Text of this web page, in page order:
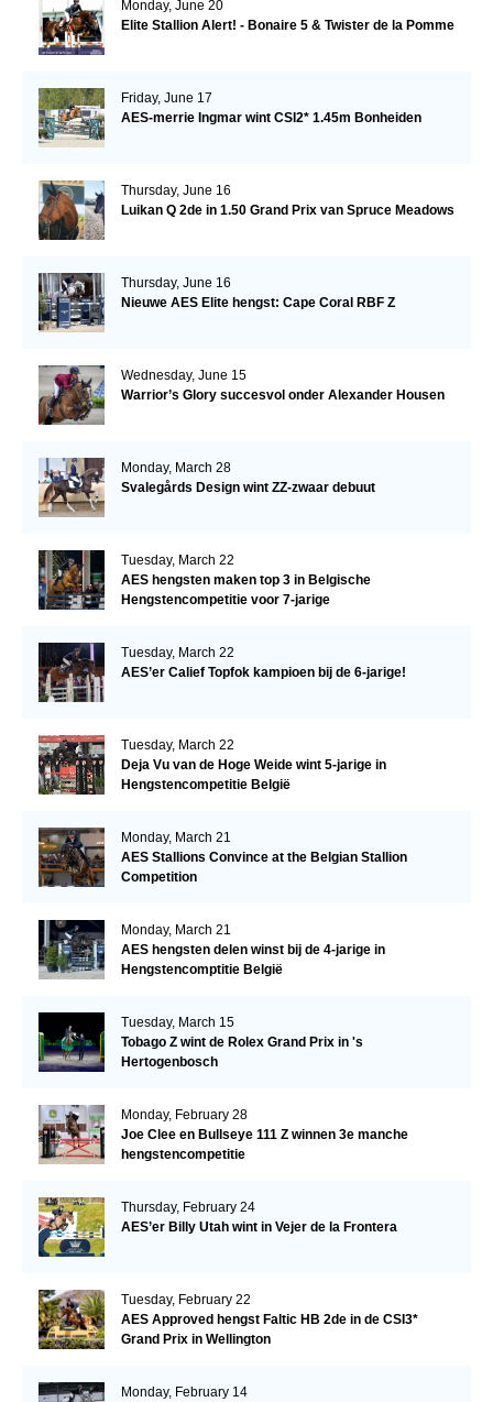
Monday, June 20
Elite Stallion Alert! - Bonaire 5 & Twister de la Pomme
Friday, June 17
AES-merrie Ingmar wint CSI2* 1.45m Bonheiden
Thursday, June 16
Luikan Q 2de in 1.50 Grand Prix van Spruce Meadows
Thursday, June 16
Nieuwe AES Elite hengst: Cape Coral RBF Z
Wednesday, June 15
Warrior’s Glory succesvol onder Alexander Housen
Monday, March 28
Svalegårds Design wint ZZ-zwaar debuut
Tuesday, March 22
AES hengsten maken top 3 in Belgische
Hengstencompetitie voor 7-jarige
Tuesday, March 22
AES’er Calief Topfok kampioen bij de 6-jarige!
Tuesday, March 22
Deja Vu van de Hoge Weide wint 5-jarige in
Hengstencompetitie België
Monday, March 21
AES Stallions Convince at the Belgian Stallion
Competition
Monday, March 21
AES hengsten delen winst bij de 4-jarige in
Hengstencomptitie België
Tuesday, March 15
Tobago Z wint de Rolex Grand Prix in 's
Hertogenbosch
Monday, February 28
Joe Clee en Bullseye 111 Z winnen 3e manche
hengstencompetitie
Thursday, February 24
AES’er Billy Utah wint in Vejer de la Frontera
Tuesday, February 22
AES Approved hengst Faltic HB 2de in de CSI3*
Grand Prix in Wellington
Monday, February 14